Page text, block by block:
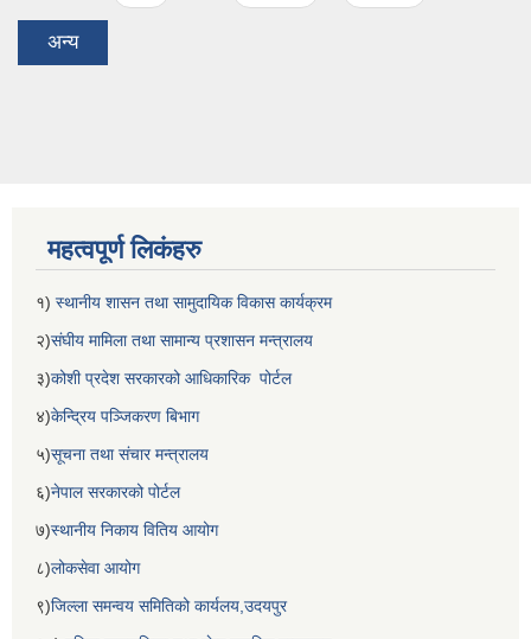
अन्य
महत्वपूर्ण लिकंहरु
१) स्थानीय शासन तथा सामुदायिक विकास कार्यक्रम
२)संघीय मामिला तथा सामान्य प्रशासन मन्त्रालय
३)कोशी प्रदेश सरकारको आधिकारिक पोर्टल
४)केन्द्रिय पञ्जिकरण बिभाग
५)सूचना तथा संचार मन्त्रालय
६)नेपाल सरकारको पोर्टल
७)स्थानीय निकाय वितिय आयोग
८)लोकसेवा आयोग
९)जिल्ला समन्वय समितिको कार्यलय,उदयपुर